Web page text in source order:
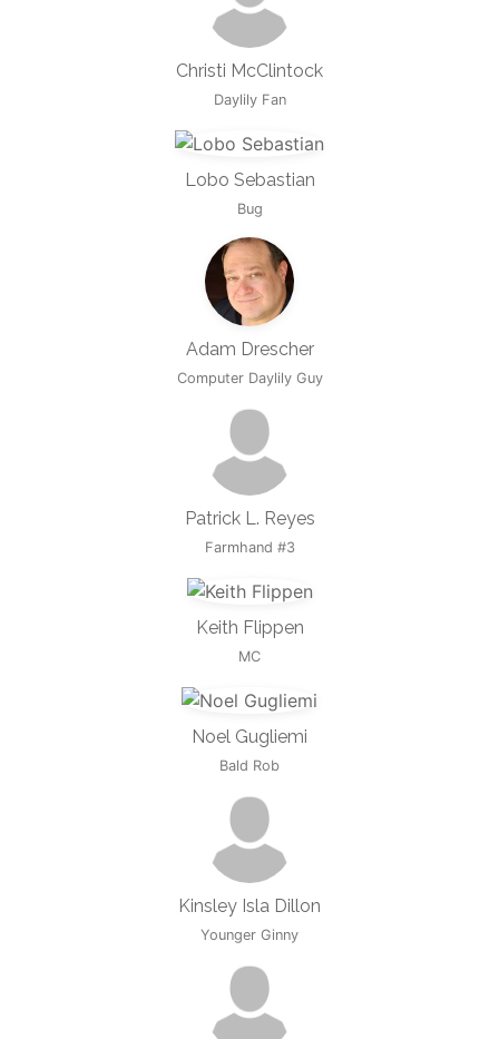
Christi McClintock
Daylily Fan
Lobo Sebastian
Bug
Adam Drescher
Computer Daylily Guy
Patrick L. Reyes
Farmhand #3
Keith Flippen
MC
Noel Gugliemi
Bald Rob
Kinsley Isla Dillon
Younger Ginny